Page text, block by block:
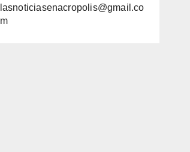
lasnoticiasenacropolis@gmail.co
m